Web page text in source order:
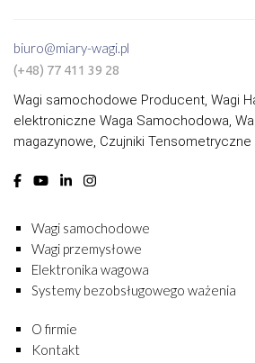
biuro@miary-wagi.pl
(+48) 77 411 39 28
Wagi samochodowe Producent, Wagi
elektroniczne Waga Samochodowa,
magazynowe, Czujniki Tensometryczne
Wagi samochodowe
Wagi przemysłowe
Elektronika wagowa
Systemy bezobsługowego ważenia
O firmie
Kontakt